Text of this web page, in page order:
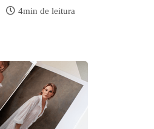
4min de leitura